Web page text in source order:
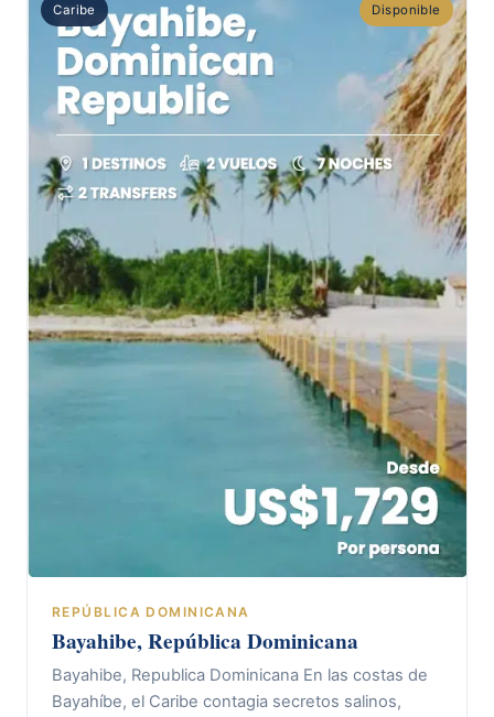
Caribe Disponible
REPÚBLICA DOMINICANA
Bayahibe, República Dominicana
Bayahibe, Republica Dominicana En las costas de
Bayahíbe, el Caribe contagia secretos salinos,